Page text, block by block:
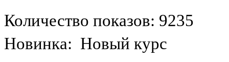
Количество показов: 9235
Новинка: Новый курс